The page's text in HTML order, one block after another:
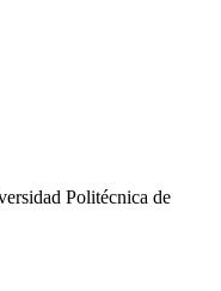
Politécnica de